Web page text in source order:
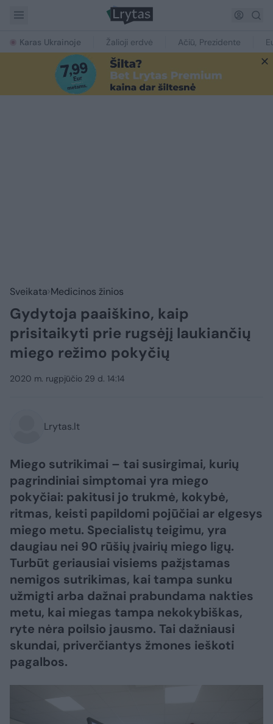
Karas Ukrainoje Žalioji erdvė Ačiū, Prezidente
Sveikata Medicinos žinios
Gydytoja paaiškino, kaip
prisitaikyti prie rugsėjį laukiančių
miego režimo pokyčių
2020 m. rugpjūčio 29 d. 14:14
Lrytas.lt
Miego sutrikimai – tai susirgimai, kurių
pagrindiniai simptomai yra miego
pokyčiai: pakitusi jo trukmė, kokybė,
ritmas, keisti papildomi pojūčiai ar elgesys
miego metu. Specialistų teigimu, yra
daugiau nei 90 rūšių įvairių miego ligų.
Turbūt geriausiai visiems pažįstamas
nemigos sutrikimas, kai tampa sunku
užmigti arba dažnai prabundama nakties
metu, kai miegas tampa nekokybiškas,
ryte nėra poilsio jausmo. Tai dažniausi
skundai, priverčiantys žmones ieškoti
pagalbos.